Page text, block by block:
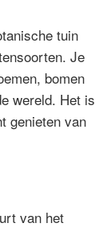
tuin
Je
bomen
wereld. Het is
genieten van
van het